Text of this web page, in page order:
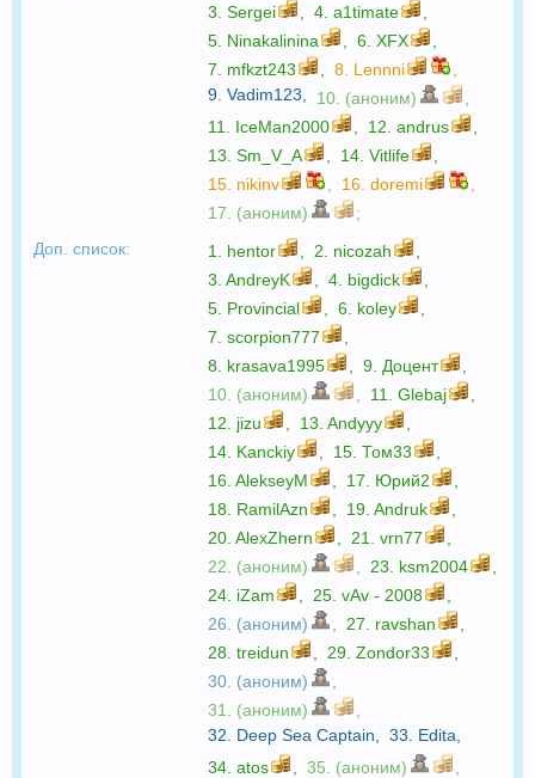
3. Sergei 4. a1timate
5. Ninakalinina 6. XFX
7. mfkzt243 8. Lennni
9. Vadim123 10. (аноним)
11. IceMan2000 12. andrus
13. Sm_V_A 14. Vitlife
15. nikinv 16. doremi
17. (аноним)
;
Доп. список:
1. hentor 2. nicozah
3. AndreyK 4. bigdick
5. Provincial 6. koley
7. scorpion777
8. krasava1995 9. Доцент
10. (аноним)
11. Glebaj
12. jizu 13. Andyyy
14. Kanckiy 15. Том33
16. AlekseyM 17. Юрий2
18. RamilAzn 19. Andruk
20. AlexZhern 21. vrn77
22. (аноним)
23. ksm2004
24. iZam 25. vAv - 2008
26. (аноним)
27. ravshan
28. treidun 29. Zondor33
30. (аноним)
31. (аноним)
32. Deep Sea Captain 33. Edita
34. atos 35. (аноним)